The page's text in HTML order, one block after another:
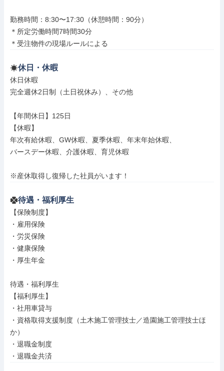
勤務時間：8:30〜17:30（休憩時間：90分）
＊所定労働時間7時間30分
＊受注物件の現場ルールによる
休日・休暇
休日休暇
完全週休2⽇制（⼟⽇祝休み）、その他
【年間休日】125日
【休暇】
年次有給休暇、GW休暇、夏季休暇、年末年始休暇、
バースデー休暇、介護休暇、育児休暇
※産休取得し復帰した社員がいます！
待遇・福利厚生
【保険制度】
・雇用保険
・労災保険
・健康保険
・厚生年金
待遇・福利厚生
【福利厚生】
・社用車貸与
・資格取得支援制度（土木施工管理技士／造園施工管理技士ほ
か）
・退職金制度
・退職金共済